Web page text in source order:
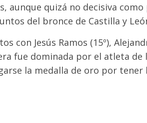
quizá no decisiva como
del bronce de Castilla y
Jesús Ramos (15º),
fue dominada por el atleta de
la medalla de oro por tener